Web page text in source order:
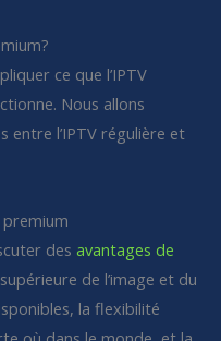
ce que l’IPTV
Nous allons
entre l’IPTV régulière et
premium
des avantages de
de l’image et du
la flexibilité